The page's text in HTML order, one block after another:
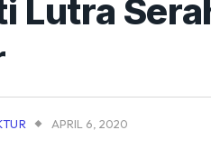
Lutra
APRIL 6, 2020